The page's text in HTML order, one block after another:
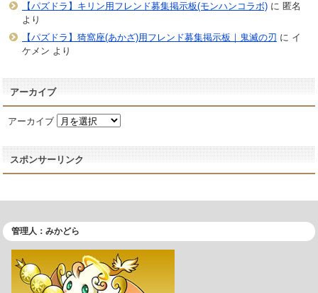
【パズドラ】キリン用フレンド募集掲示板(モンハンコラボ)に 匿名
より
【パズドラ】猗窩座(あかざ)用フレンド募集掲示板｜鬼滅の刃 に イ
ケメン より
アーカイブ
アーカイブ
スポンサーリンク
管理人：みかどら